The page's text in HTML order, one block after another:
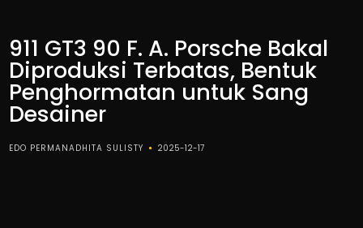
911 GT3 90 F. A. Porsche Bakal
Diproduksi Terbatas, Bentuk
Penghormatan untuk Sang
Desainer
EDO PERMANADHITA SULISTY 2025-12-17